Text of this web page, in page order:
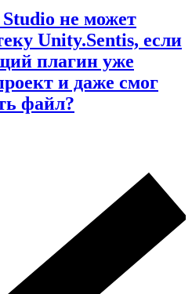
не может
Unity.Sentis, если
плагин уже
и даже смог
файл?